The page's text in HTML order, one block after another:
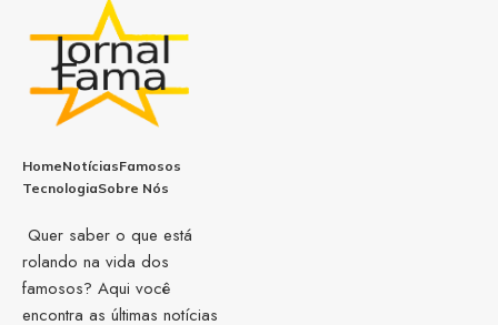
HomeNotíciasFamosos
TecnologiaSobre Nós
Quer saber o que está
rolando na vida dos
famosos? Aqui você
encontra as últimas notícias